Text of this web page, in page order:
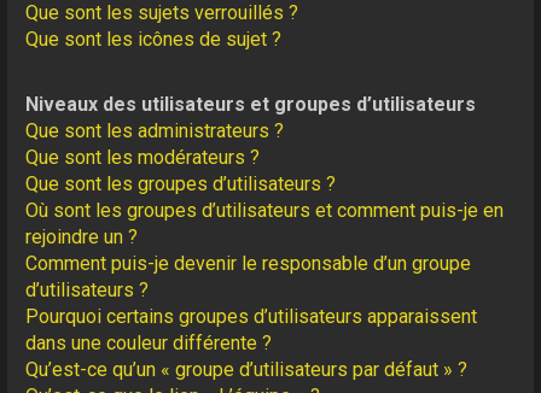
Que sont les sujets verrouillés ?
Que sont les icônes de sujet ?
Niveaux des utilisateurs et groupes d’utilisateurs
Que sont les administrateurs ?
Que sont les modérateurs ?
Que sont les groupes d’utilisateurs ?
Où sont les groupes d’utilisateurs et comment puis-je en
rejoindre un ?
Comment puis-je devenir le responsable d’un groupe
d’utilisateurs ?
Pourquoi certains groupes d’utilisateurs apparaissent
dans une couleur différente ?
Qu’est-ce qu’un « groupe d’utilisateurs par défaut » ?